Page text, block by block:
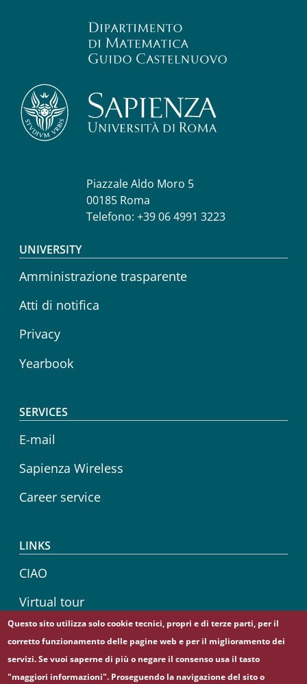
Piazzale Aldo Moro 5
00185 Roma
Telefono: +39 06 4991 3223
Footer menu
UNIVERSITY
Amministrazione trasparente
Atti di notifica
Privacy
Yearbook
SERVICES
E-mail
Sapienza Wireless
Career service
LINKS
CIAO
Virtual tour
Sapienza Store
Questo sito utilizza solo cookie tecnici, propri e di terze parti, per il
corretto funzionamento delle pagine web e per il miglioramento dei
servizi. Se vuoi saperne di più o negare il consenso usa il tasto
"maggiori informazioni". Proseguendo la navigazione del sito o